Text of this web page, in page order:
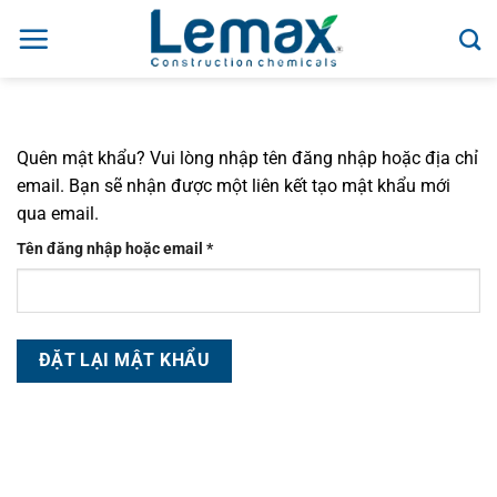
Quên mật khẩu? Vui lòng nhập tên đăng nhập hoặc địa chỉ
email. Bạn sẽ nhận được một liên kết tạo mật khẩu mới
qua email.
Tên đăng nhập hoặc email *Bắt
buộc
ĐẶT LẠI MẬT KHẨU